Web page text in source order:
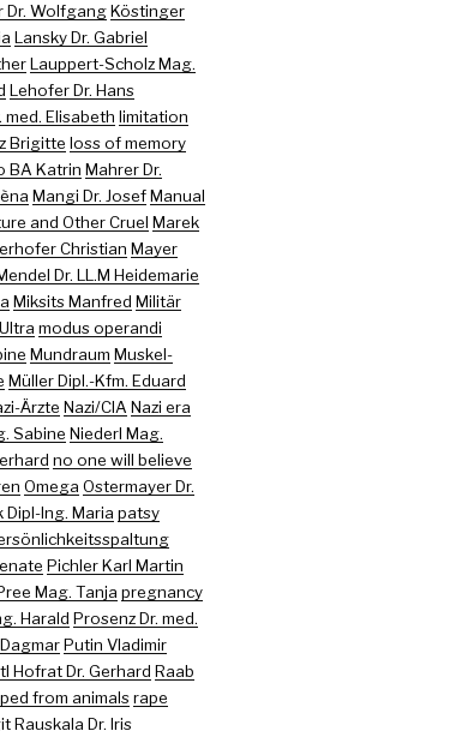
Dr. Wolfgang Köstinger
Lansky Dr. Gabriel
Lauppert-Scholz Mag.
Lehofer Dr. Hans
med. Elisabeth limitation
Brigitte loss of memory
BA Katrin Mahrer Dr.
Mangi Dr. Josef Manual
and Other Cruel Marek
Christian Mayer
Dr. LL.M Heidemarie
Miksits Manfred Militär
modus operandi
Mundraum Muskel-
Müller Dipl.-Kfm. Eduard
Ärzte Nazi/CIA Nazi era
Sabine Niederl Mag.
no one will believe
Omega Ostermayer Dr.
Dipl-Ing. Maria patsy
Pichler Karl Martin
Mag. Tanja pregnancy
Harald Prosenz Dr. med.
Putin Vladimir
Hofrat Dr. Gerhard Raab
from animals rape
Rauskala Dr. Iris